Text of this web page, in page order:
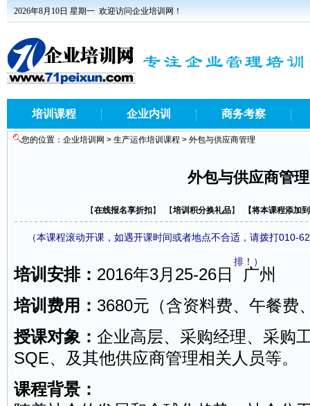
2026年8月10日 星期一 欢迎访问企业培训网！
培训课程 企业内训 商务考察
您的位置： 企业培训网 > 生产运作培训课程 > 外包与供应商管理
外包与供应商管理
【在线报名享折扣】 【培训积分换礼品】 【将本课程添加
（本课程滚动开课，如遇开课时间或者地点不合适，请拨打010-
排！）
培训安排： 2016年3月25-26日 广州
培训费用： 3680元（含资料费、午餐费
授课对象： 企业高层、 采购经理、采购
SQE、及其他供应商管理相关人员等。
课程背景：